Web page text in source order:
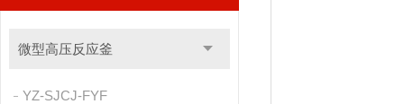
微型高压反应釜
YZ-SJCJ-FYF